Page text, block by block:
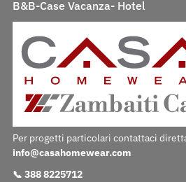
B&B-Case Vacanza- Hotel
Per progetti particolari contattaci
info@casahomewear.com
📞 388 8225712